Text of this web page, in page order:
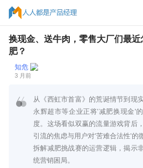
换现金、送牛肉，零售大厂们最
肥？
知危
3 月前
从《西虹市首富》的荒诞情节到现
永辉超市等企业正将'减肥换现金'
度。这场看似双赢的流量游戏背后
引流的焦虑与用户对'苦难合法性'的
拆解减肥挑战赛的运营逻辑，揭示
统营销困局。